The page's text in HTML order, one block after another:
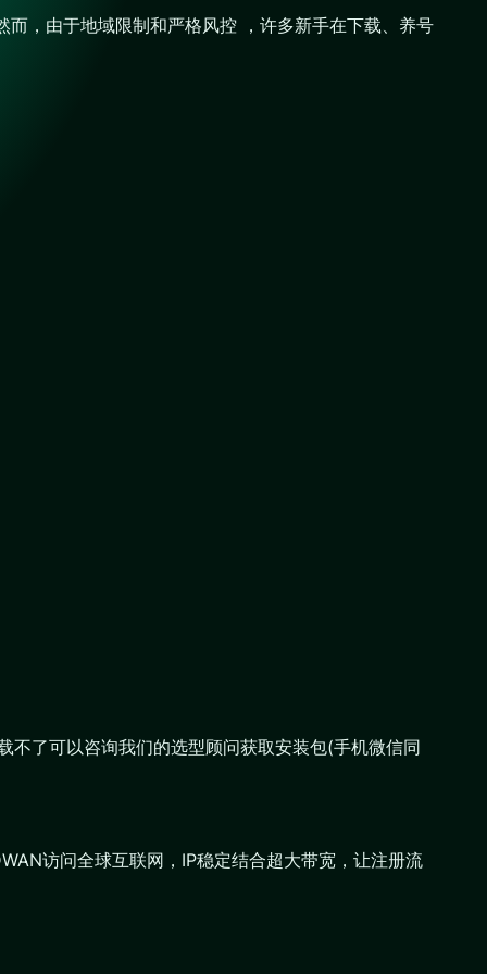
，由于地域限制和严格风控 ，许多新手在下载、养号
了可以咨询我们的选型顾问获取安装包(手机微信同
访问全球互联网，IP稳定结合超大带宽，让注册流